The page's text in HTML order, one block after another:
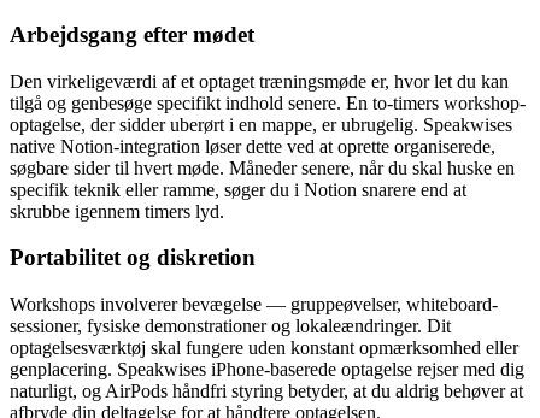
Arbejdsgang efter mødet
Den virkeligeværdi af et optaget træningsmøde er, hvor let du kan
tilgå og genbesøge specifikt indhold senere. En to-timers workshop-
optagelse, der sidder uberørt i en mappe, er ubrugelig. Speakwises
native Notion-integration løser dette ved at oprette organiserede,
søgbare sider til hvert møde. Måneder senere, når du skal huske en
specifik teknik eller ramme, søger du i Notion snarere end at
skrubbe igennem timers lyd.
Portabilitet og diskretion
Workshops involverer bevægelse — gruppeøvelser, whiteboard-
sessioner, fysiske demonstrationer og lokaleændringer. Dit
optagelsesværktøj skal fungere uden konstant opmærksomhed eller
genplacering. Speakwises iPhone-baserede optagelse rejser med dig
naturligt, og AirPods håndfri styring betyder, at du aldrig behøver at
afbryde din deltagelse for at håndtere optagelsen.